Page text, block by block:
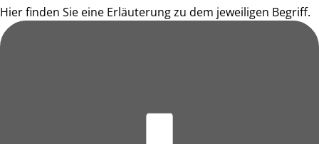
Hier finden Sie eine Erläuterung zu dem jeweiligen Begriff.